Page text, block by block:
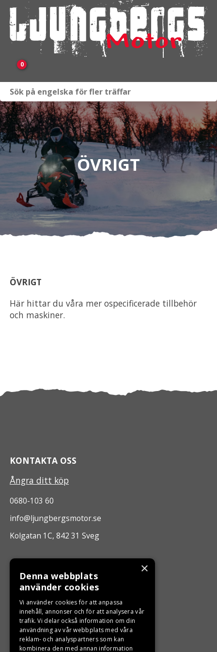
0
Fordon i lager
Verkstad
KAMPANJ
Släpvagnar & Skylift
Om oss
ÖVRIGT
ÖVRIGT
Här hittar du våra mer ospecificerade tillbehör
och maskiner.
KONTAKTA OSS
Ångra ditt köp
0680-103 60
info@ljungbergsmotor.se
Kolgatan 1C, 842 31 Sveg
ÖPPETTIDER
Måndag - Fredag 10.00 -17.00
LJUNGBERGS MOTOR
Din BRP återförsäljare i Sveg!
×
Denna webbplats
använder cookies
Vi använder cookies för att anpassa
innehåll, annonser och för att analysera vår
trafik. Vi delar också information om din
användning av vår webbplats med våra
reklam- och analyspartners som kan
kombinera den med annan information